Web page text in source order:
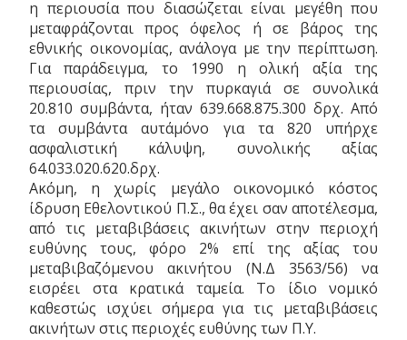
η περιουσία που διασώζεται είναι μεγέθη που
μεταφράζονται προς όφελος ή σε βάρος της
εθνικής οικονομίας, ανάλογα με την περίπτωση.
Για παράδειγμα, το 1990 η ολική αξία της
περιουσίας, πριν την πυρκαγιά σε συνολικά
20.810 συμβάντα, ήταν 639.668.875.300 δρχ. Από
τα συμβάντα αυτ΄αμόνο για τα 820 υπήρχε
ασφαλιστική κάλυψη, συνολικής αξίας
64.033.020.620.δρχ.
Ακόμη, η χωρίς μεγάλο οικονομικό κόστος
ίδρυση Εθελοντικού Π.Σ., θα έχει σαν αποτέλεσμα,
από τις μεταβιβάσεις ακινήτων στην περιοχή
ευθύνης τους, φόρο 2% επί της αξίας του
μεταβιβαζόμενου ακινήτου (Ν.Δ 3563/56) να
εισρέει στα κρατικά ταμεία. Το ίδιο νομικό
καθεστώς ισχύει σήμερα για τις μεταβιβάσεις
ακινήτων στις περιοχές ευθύνης των Π.Υ.